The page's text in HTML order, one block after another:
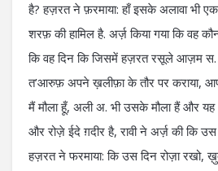
है? हज़रत ने फ़रमाया: हाँ इसके अलावा भी
शरफ़ की हामिल है. अर्ज़ किया गया कि वह
कि वह दिन कि जिसमें हज़रत रसूले आज़म स.
त’आरुफ़ अपने ख़लीफ़ा के तौर पर कराया,
मैं मौला हूँ, अली अ. भी उसके मौला हैं और यह
और रोज़े ईदे ग़दीर है, रावी ने अर्ज़ की कि
हज़रत ने फरमाया: कि उस दिन रोज़ा रखो,